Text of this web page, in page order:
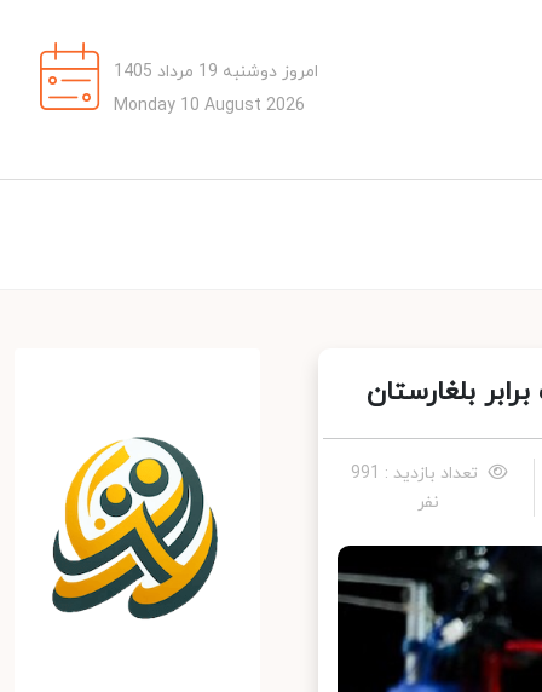
امروز دوشنبه 19 مرداد 1405
Monday 10 August 2026
بلغارستان
تعداد بازدید : 991
نفر